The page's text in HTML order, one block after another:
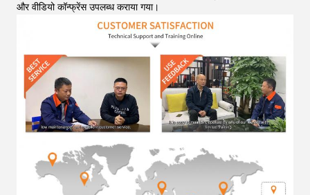
और वीडियो कॉन्फ्रेंस उपलब्ध कराया गया।